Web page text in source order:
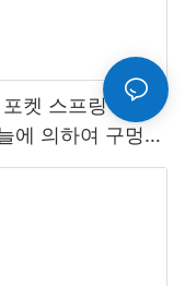
켓 스프링 덮개
에 의하여 구멍을